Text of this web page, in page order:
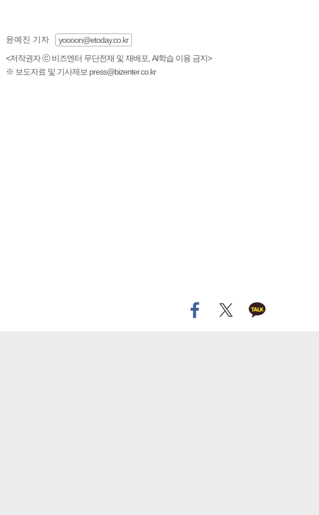
윤예진 기자
yoooon@etoday.co.kr
<저작권자 ⓒ 비즈엔터 무단전재 및 재배포, AI학습 이용 금지>
※ 보도자료 및 기사제보 press@bizenter.co.kr